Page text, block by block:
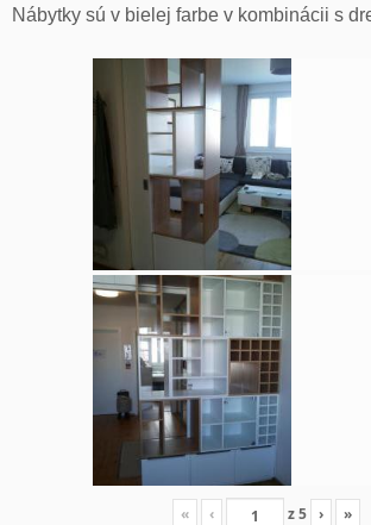
Nábytky sú v bielej farbe v kombinácii s
« ‹ z5 › »